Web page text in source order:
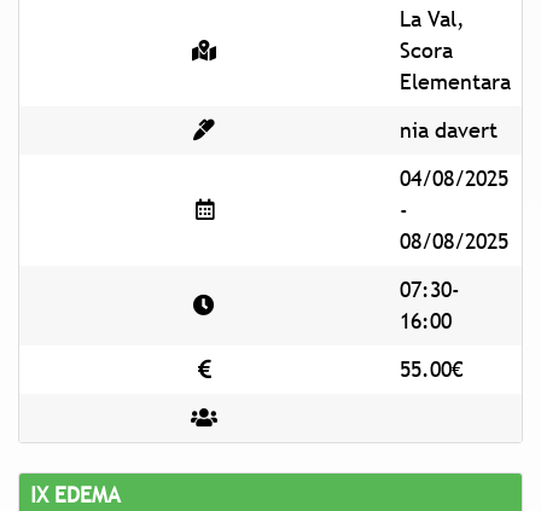
La Val,
Scora
Elementara
nia davert
04/08/2025
-
08/08/2025
07:30-
16:00
55.00€
IX EDEMA